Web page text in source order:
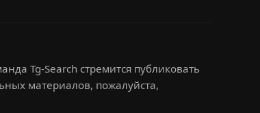
Tg-Search стремится публиковать
материалов, пожалуйста,